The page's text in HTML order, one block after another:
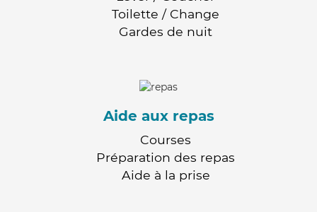
Toilette / Change
Gardes de nuit
Aide aux repas
Courses
Préparation des repas
Aide à la prise